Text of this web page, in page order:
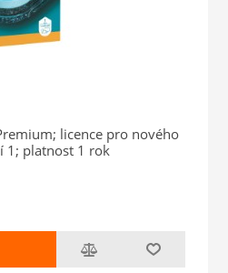
licence pro nového
1; platnost 1 rok